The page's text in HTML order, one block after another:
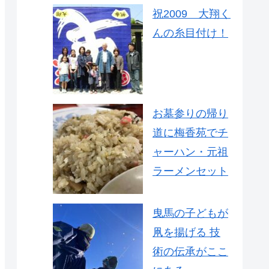
祝2009 大翔く
んの糸目付け！
お墓参りの帰り
道に梅香苑でチ
ャーハン・元祖
ラーメンセット
曳馬の子どもが
凧を揚げる 技
術の伝承がここ